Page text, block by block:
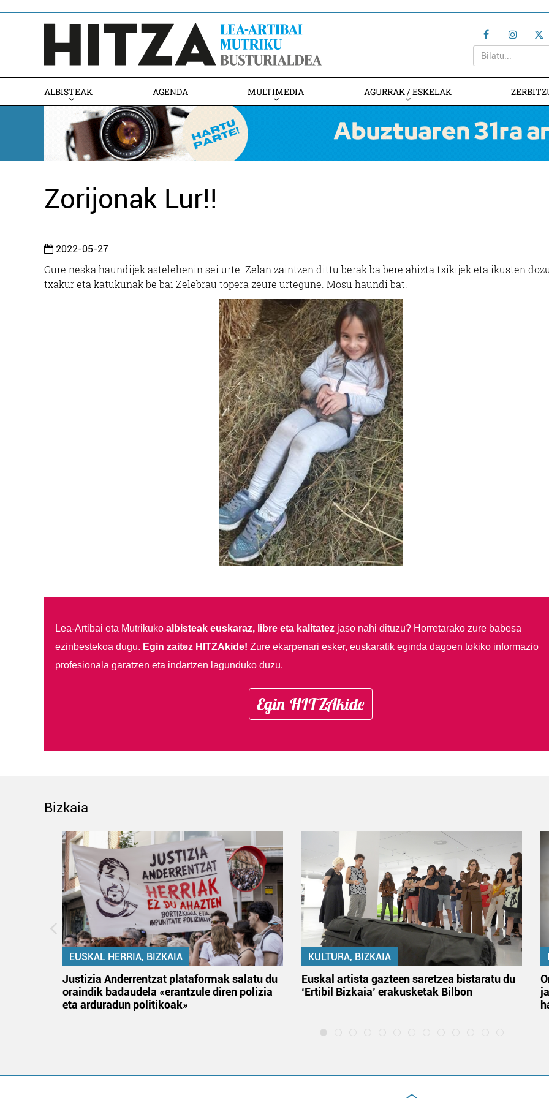
ALBISTEAK AGENDA MULTIMEDIA AGURRAK / ESKELAK
Zorijonak Lur!!
2022-05-27
Gure neska haundijek astelehenin sei urte. Zelan zaintzen dittu berak ba bere ahizta txikijek eta ikusten
txakur eta katukunak be bai Zelebrau topera zeure urtegune. Mosu haundi bat.
Lea-Artibai eta Mutrikuko albisteak euskaraz, libre eta kalitatezjaso nahi dituzu? Horretarako zure babesa
ezinbestekoa dugu. Egin zaitez HITZAkide! Zure ekarpenari esker, euskaratik eginda dagoen tokiko informazio
profesionala garatzen eta indartzen lagunduko duzu.
Egin HITZAkide
Bizkaia
EUSKAL HERRIA, BIZKAIA
Justizia Anderrentzat plataformak salatu du
oraindik badaudela «erantzule diren polizia
eta arduradun politikoak»
KULTURA, BIZKAIA
Euskal artista gazteen saretzea bistaratu du
‘Ertibil Bizkaia’ erakusketak Bilbon